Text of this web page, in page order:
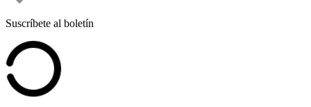
Suscríbete al boletín